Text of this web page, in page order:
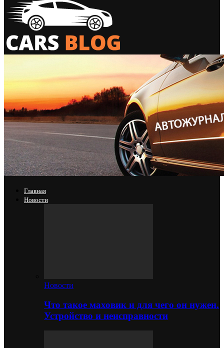
Главная
Новости
Новости
Что такое маховик и для чего он нужен.
Устройство и неисправности